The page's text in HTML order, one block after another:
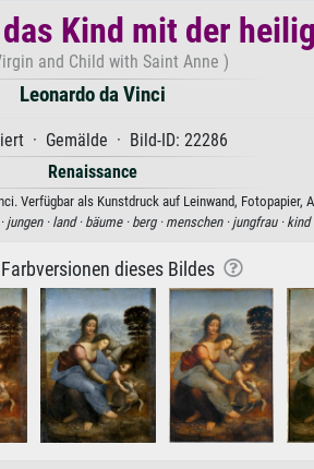
Kind mit der
and Child with Saint Anne )
Leonardo da Vinci
· Gemälde · Bild-ID: 22286
Renaissance
Verfügbar als Kunstdruck auf Leinwand, Fotopapier,
jungen · land · bäume · berg · menschen · jungfrau · kind
dieses Bildes